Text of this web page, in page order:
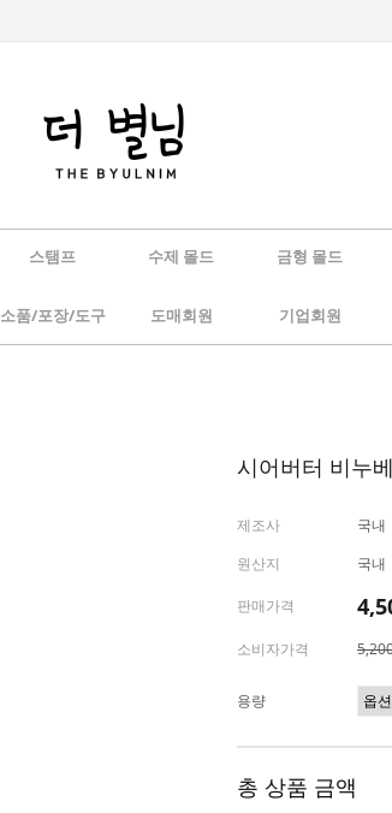
스탬프 수제 몰드 금형 몰드
소품/포장/도구 도매회원 기업회원
시어버터 비누
제조사
국내
원산지
국내
판매가격
소비자가격
용량
총 상품 금액